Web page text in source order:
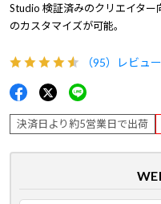
Studio 検証済みのクリエイタ
のカスタマイズが可能。
（95） レビュ
決済日より約5営業日で出荷